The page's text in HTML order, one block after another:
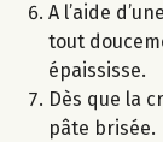
A l’aide
tout
épaississe.
Dès que la
pâte brisée.